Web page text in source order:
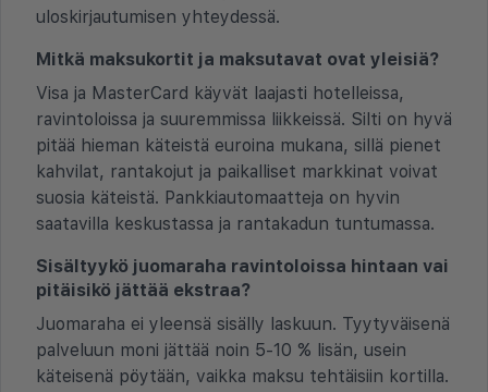
uloskirjautumisen yhteydessä.
Mitkä maksukortit ja maksutavat ovat yleisiä?
Visa ja MasterCard käyvät laajasti hotelleissa,
ravintoloissa ja suuremmissa liikkeissä. Silti on hyvä
pitää hieman käteistä euroina mukana, sillä pienet
kahvilat, rantakojut ja paikalliset markkinat voivat
suosia käteistä. Pankkiautomaatteja on hyvin
saatavilla keskustassa ja rantakadun tuntumassa.
Sisältyykö juomaraha ravintoloissa hintaan vai
pitäisikö jättää ekstraa?
Juomaraha ei yleensä sisälly laskuun. Tyytyväisenä
palveluun moni jättää noin 5-10 % lisän, usein
käteisenä pöytään, vaikka maksu tehtäisiin kortilla.